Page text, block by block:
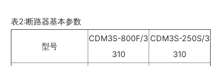
表2:断路器基本参数
型号
CDM3S-800F/3
310
CDM3S-250S/3
310